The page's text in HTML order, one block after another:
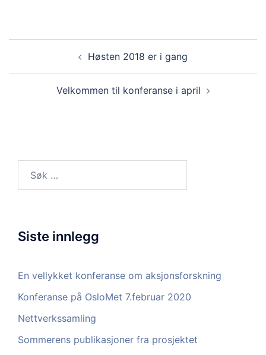
Høsten 2018 er i gang
Velkommen til konferanse i april
Siste innlegg
En vellykket konferanse om aksjonsforskning
Konferanse på OsloMet 7.februar 2020
Nettverkssamling
Sommerens publikasjoner fra prosjektet